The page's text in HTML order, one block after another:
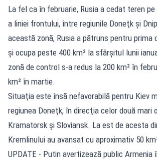
La fel ca în februarie, Rusia a cedat teren
a liniei frontului, între regiunile Doneţk şi
această zonă, Rusia a pătruns pentru prima
şi ocupa peste 400 km² la sfârşitul lunii
zonă de control s-a redus la 200 km² în
km² în martie.
Situaţia este însă nefavorabilă pentru Kiev
regiunea Doneţk, în direcţia celor două mari
Kramatorsk şi Sloviansk. La est de acesta
Kremlinului au avansat cu aproximativ 50
UPDATE - Putin avertizează public Armenia